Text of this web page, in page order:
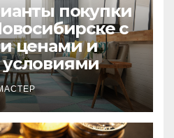
покупки
с
ценами и